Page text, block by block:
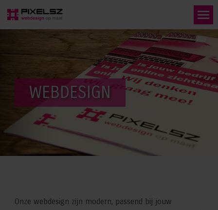
WEBDESIGN
Onze webdesign zijn modern, passend bij jouw